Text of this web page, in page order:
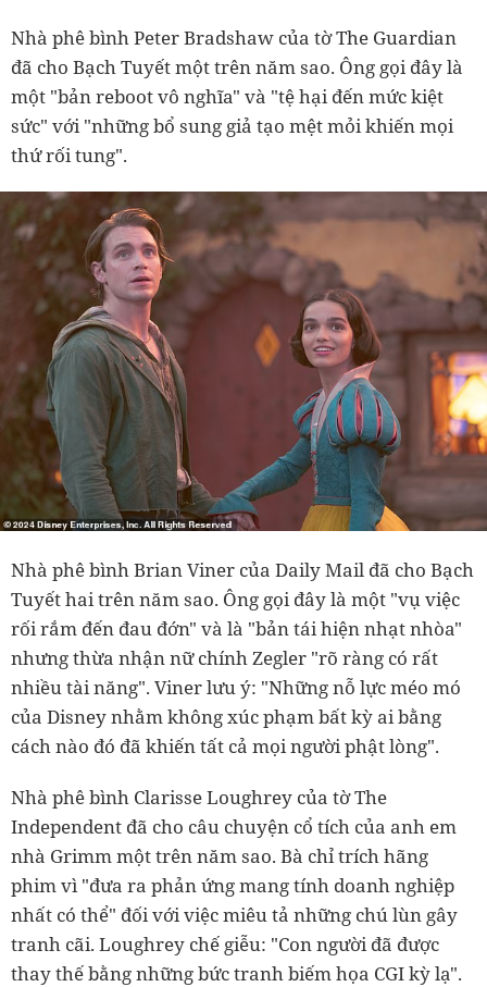
Nhà phê bình Peter Bradshaw của tờ The Guardian
đã cho Bạch Tuyết một trên năm sao. Ông gọi đây là
một "bản reboot vô nghĩa" và "tệ hại đến mức kiệt
sức" với "những bổ sung giả tạo mệt mỏi khiến mọi
thứ rối tung".
Nhà phê bình Brian Viner của Daily Mail đã cho Bạch
Tuyết hai trên năm sao. Ông gọi đây là một "vụ việc
rối rắm đến đau đớn" và là "bản tái hiện nhạt nhòa"
nhưng thừa nhận nữ chính Zegler "rõ ràng có rất
nhiều tài năng". Viner lưu ý: "Những nỗ lực méo mó
của Disney nhằm không xúc phạm bất kỳ ai bằng
cách nào đó đã khiến tất cả mọi người phật lòng".
Nhà phê bình Clarisse Loughrey của tờ The
Independent đã cho câu chuyện cổ tích của anh em
nhà Grimm một trên năm sao. Bà chỉ trích hãng
phim vì "đưa ra phản ứng mang tính doanh nghiệp
nhất có thể" đối với việc miêu tả những chú lùn gây
tranh cãi. Loughrey chế giễu: "Con người đã được
thay thế bằng những bức tranh biếm họa CGI kỳ lạ".